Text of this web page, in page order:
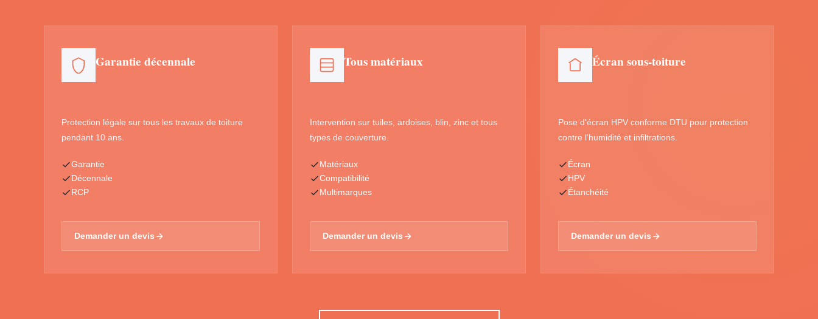
Garantie décennale
Protection légale sur tous les travaux de toiture
pendant 10 ans.
Garantie
Décennale
RCP
Demander un devis
Tous matériaux
Intervention sur tuiles, ardoises, blin, zinc et tous
types de couverture.
Matériaux
Compatibilité
Multimarques
Demander un devis
Écran sous-toiture
Pose d'écran HPV conforme DTU pour protection
contre l'humidité et infiltrations.
Écran
HPV
Étanchéité
Demander un devis